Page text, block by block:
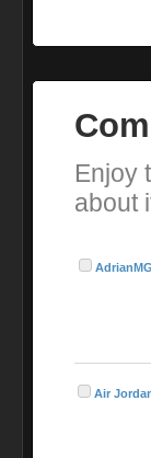
Enjoy
about
AdrianMG
Air